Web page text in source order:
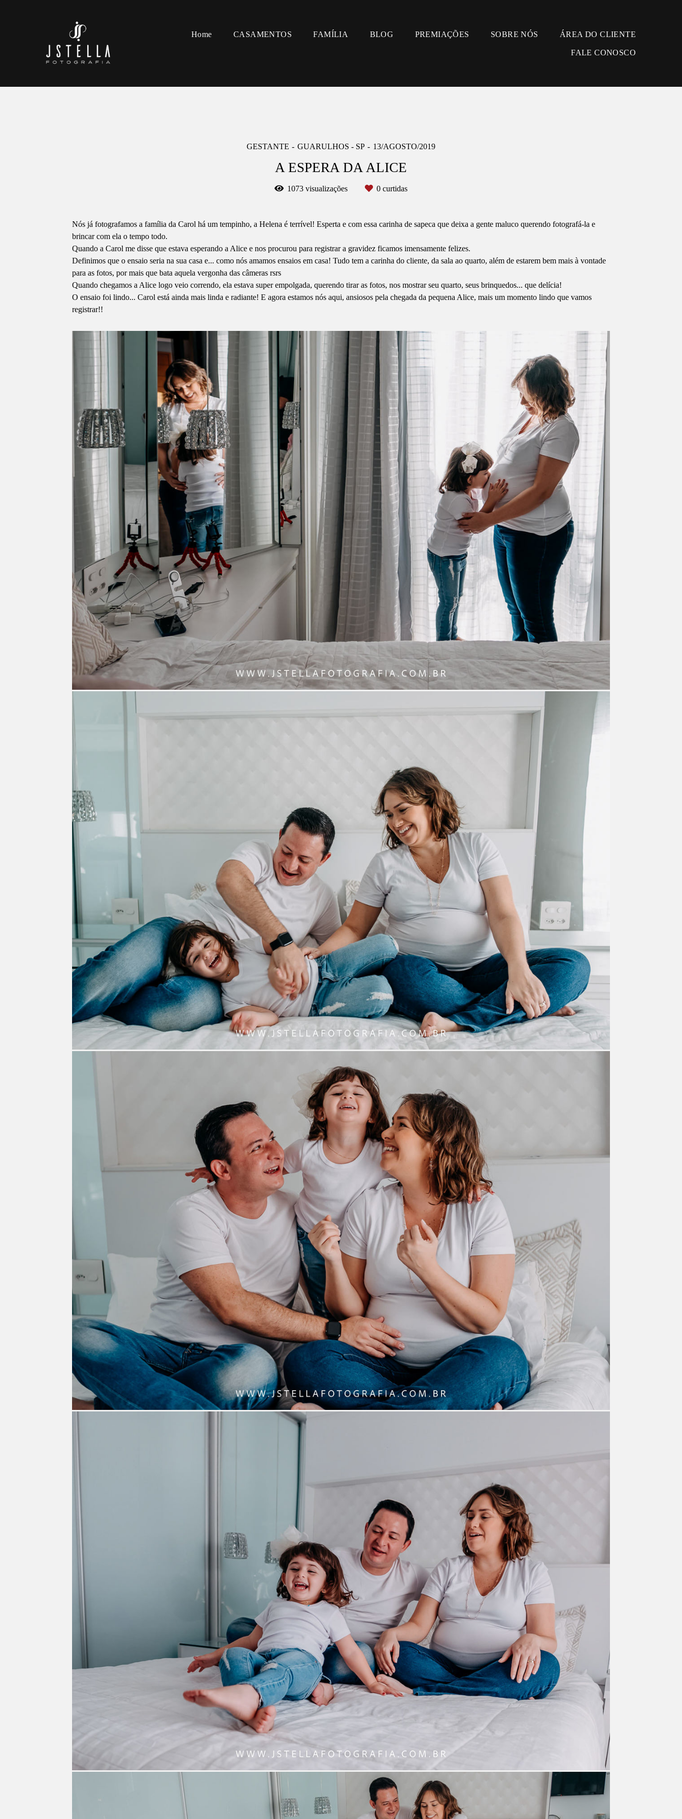
Home CASAMENTOS FAMÍLIA BLOG PREMIAÇÕES SOBRE NÓS ÁREA DO CLIENTE
FALE CONOSCO
GESTANTE GUARULHOS - SP 13/AGOSTO/2019
A ESPERA DA ALICE
1073 visualizações 0 curtidas
Nós já fotografamos a família da Carol há um tempinho, a Helena é terrível! Esperta e com essa carinha de sapeca que deixa a gente maluco querendo fotografá-la e
brincar com ela o tempo todo.
Quando a Carol me disse que estava esperando a Alice e nos procurou para registrar a gravidez ficamos imensamente felizes.
Definimos que o ensaio seria na sua casa e... como nós amamos ensaios em casa! Tudo tem a carinha do cliente, da sala ao quarto, além de estarem bem mais à vontade
para as fotos, por mais que bata aquela vergonha das câmeras rsrs
Quando chegamos a Alice logo veio correndo, ela estava super empolgada, querendo tirar as fotos, nos mostrar seu quarto, seus brinquedos... que delícia!
O ensaio foi lindo... Carol está ainda mais linda e radiante! E agora estamos nós aqui, ansiosos pela chegada da pequena Alice, mais um momento lindo que vamos
registrar!!